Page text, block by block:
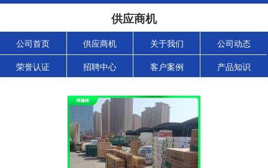
供应商机
公司首页 供应商机 关于我们 公司动态
荣誉认证 招聘中心 客户案例 产品知识